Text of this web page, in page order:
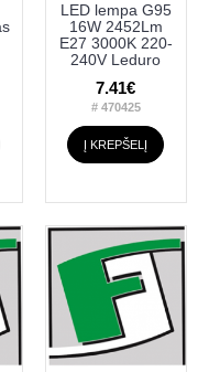
LED lempa G95
16W 2452Lm
E27 3000K 220-
240V Leduro
7.41€
# 470425
Į KREPŠELĮ